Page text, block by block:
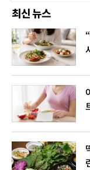
최신 뉴스